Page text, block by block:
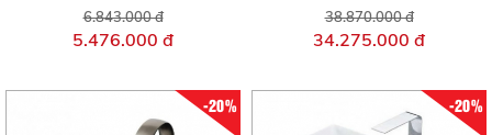
6.843.000 đ
5.476.000 đ
38.870.000 đ
34.275.000 đ
-20% -20%